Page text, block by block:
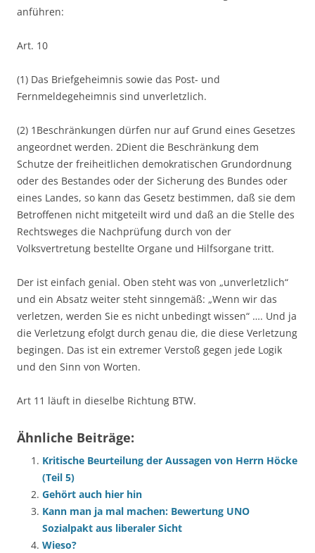
anführen:
Art. 10
(1) Das Briefgeheimnis sowie das Post- und
Fernmeldegeheimnis sind unverletzlich.
(2) 1Beschränkungen dürfen nur auf Grund eines Gesetzes
angeordnet werden. 2Dient die Beschränkung dem
Schutze der freiheitlichen demokratischen Grundordnung
oder des Bestandes oder der Sicherung des Bundes oder
eines Landes, so kann das Gesetz bestimmen, daß sie dem
Betroffenen nicht mitgeteilt wird und daß an die Stelle des
Rechtsweges die Nachprüfung durch von der
Volksvertretung bestellte Organe und Hilfsorgane tritt.
Der ist einfach genial. Oben steht was von „unverletzlich“
und ein Absatz weiter steht sinngemäß: „Wenn wir das
verletzen, werden Sie es nicht unbedingt wissen“ …. Und ja
die Verletzung efolgt durch genau die, die diese Verletzung
begingen. Das ist ein extremer Verstoß gegen jede Logik
und den Sinn von Worten.
Art 11 läuft in dieselbe Richtung BTW.
Ähnliche Beiträge:
Kritische Beurteilung der Aussagen von Herrn Höcke
(Teil 5)
Gehört auch hier hin
Kann man ja mal machen: Bewertung UNO
Sozialpakt aus liberaler Sicht
Wieso?